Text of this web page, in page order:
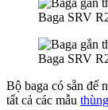
Baga SRV
Baga SRV
Bộ baga có sẵn đế
tất cả các mẫu